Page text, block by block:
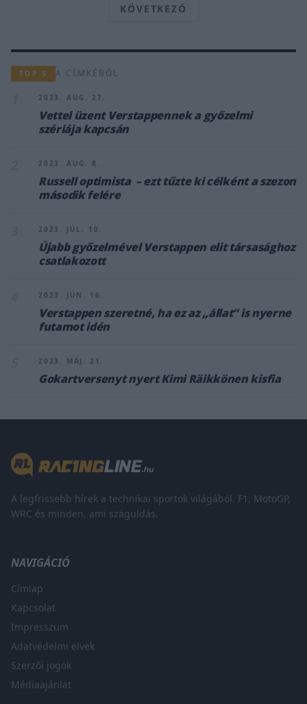
KÖVETKEZŐ
TOP 5 A CÍMKÉBŐL
2023. AUG. 27.
Vettel üzent Verstappennek a győzelmi
szériája kapcsán
2023. AUG. 8.
Russell optimista – ezt tűzte ki célként a szezon
második felére
2023. JÚL. 10.
Újabb győzelmével Verstappen elit társasághoz
csatlakozott
2023. JÚN. 16.
Verstappen szeretné, ha ez az „állat” is nyerne
futamot idén
2023. MÁJ. 21.
Gokartversenyt nyert Kimi Räikkönen kisfia
A legfrissebb hírek a technikai sportok világából. F1, MotoGP,
WRC és minden, ami száguldás.
NAVIGÁCIÓ
Címlap
Kapcsolat
Impresszum
Adatvédelmi elvek
Szerzői jogok
Médiaajánlat